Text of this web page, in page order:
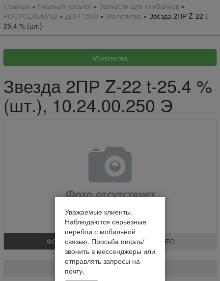
Главная » Главный каталог» Запчасти для комбайнов»
РОСТСЕЛЬМАШ » ДОН-1500 » Молотилка » Звезда 2ПР Z-22 t-
25.4 % (шт.)
Звезда 2ПР Z-22 t-25.4 %
(шт.), 10.24.00.250 Э
ФОТО
ВИДЕО
Звезда 2ПР Z-22 t-25.4 % (шт.)
10.24.00.250 Э
Уважаемые клиенты.
Наблюдаются серьезные
перебои с мобильной
связью. Просьба писать/
звонить в мессенджеры или
отправлять запросы на
почту.